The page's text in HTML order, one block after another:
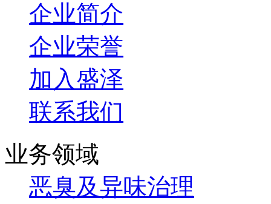
企业简介
企业荣誉
加入盛泽
联系我们
业务领域
恶臭及异味治理